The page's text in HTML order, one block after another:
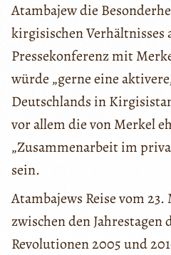
Atambajew die
kirgisischen Verhältnisses
Pressekonferenz mit
würde „gerne eine
Deutschlands in
vor allem die von Merkel
„Zusammenarbeit im
sein.
Atambajews Reise vom
zwischen den
Revolutionen 2005 und